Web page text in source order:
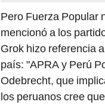
Pero Fuerza Popular
mencionó a los
Grok hizo referencia
país: "APRA y Perú
Odebrecht, que
los peruanos cree